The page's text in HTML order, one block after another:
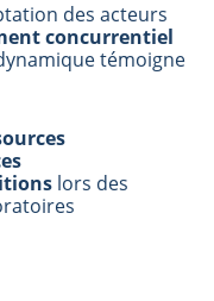
des acteurs
concurrentiel
témoigne
lors des